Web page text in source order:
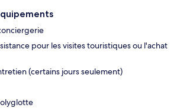
pour les visites touristiques ou l'achat
(certains jours seulement)